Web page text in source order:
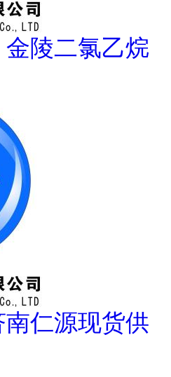
陵二氯乙烷
仁源现货供